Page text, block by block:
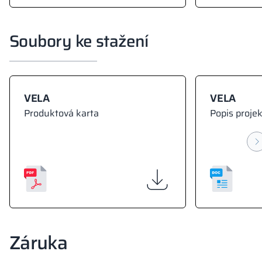
Soubory ke stažení
VELA
Produktová karta
VELA
Popis
Záruka